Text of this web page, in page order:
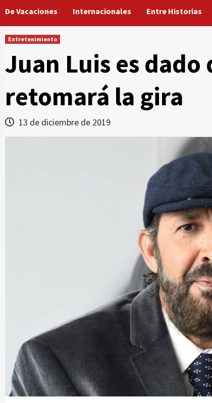
De Vacaciones Internacionales Entre Historias
Entretenimiento
Juan Luis es
retomará la gira
13 de diciembre de 2019